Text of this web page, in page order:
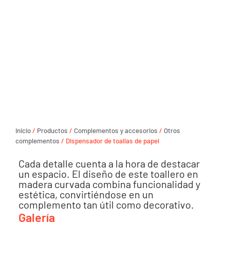
Inicio/ Productos / Complementos y accesorios / Otros
complementos / Dispensador de toallas de papel
Cada detalle cuenta a la hora de destacar
un espacio. El diseño de este toallero en
madera curvada combina funcionalidad y
estética, convirtiéndose en un
complemento tan útil como decorativo.
Galería